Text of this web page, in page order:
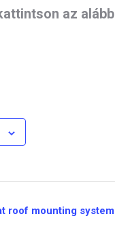
az
roof mounting